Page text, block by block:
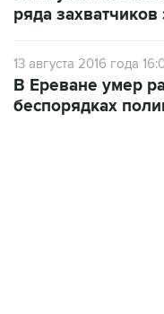
13 августа 2016 года
беспорядках